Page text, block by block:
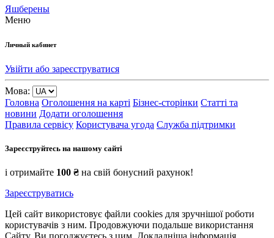
Яшберены
Меню
Личный кабинет
Увійти або зареєструватися
Мова:
Головна Оголошення на карті Бізнес-сторінки Статті та
новини Додати оголошення
Правила сервісу Користувача угода Служба підтримки
Зареєструйтесь на нашому сайті
і отримайте 100 ₴ на свій бонусний рахунок!
Зареєструватись
Цей сайт використовує файли cookies для зручнішої роботи
користувачів з ним. Продовжуючи подальше використання